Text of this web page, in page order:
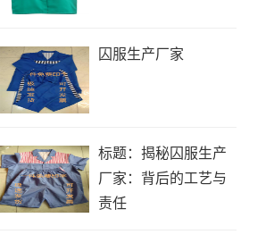
囚服生产厂家
标题：揭秘囚服生产
厂家：背后的工艺与
责任